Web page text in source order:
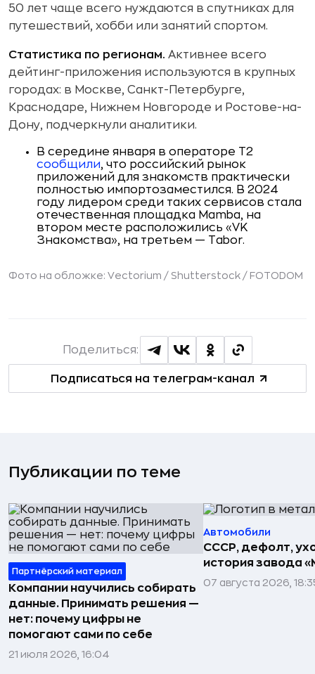
50 лет чаще всего нуждаются в спутниках для
путешествий, хобби или занятий спортом.
Статистика по регионам. Активнее всего
дейтинг-приложения используются в крупных
городах: в Москве, Санкт-Петербурге,
Краснодаре, Нижнем Новгороде и Ростове-на-
Дону, подчеркнули аналитики.
В середине января в операторе T2
сообщили, что российский рынок
приложений для знакомств практически
полностью импортозаместился. В 2024
году лидером среди таких сервисов стала
отечественная площадка Mamba, на
втором месте расположились «VK
Знакомства», на третьем — Tabor.
Фото на обложке: Vectorium / Shutterstock / FOTODOM
Подписаться на телеграм-канал
Поделиться:
Публикации по теме
Партнёрский материал
Компании научились собирать
данные. Принимать решения —
нет: почему цифры не
помогают сами по себе
21 июля 2026, 16:04
Автомобили
СССР, дефолт,
история завода
07 августа 2026,